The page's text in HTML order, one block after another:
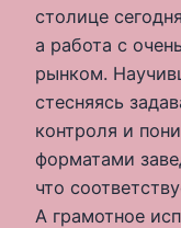
столице
а работа с
рынком.
стесняясь
контроля и
форматами
что
А грамотное